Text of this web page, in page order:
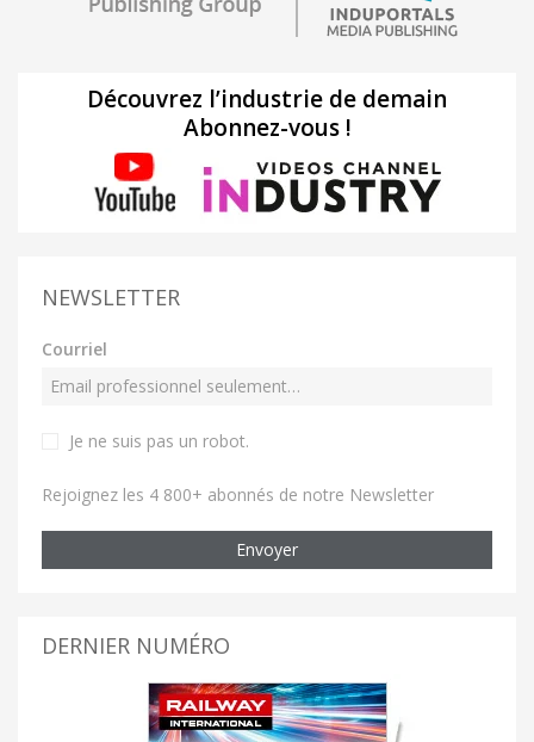
Découvrez l’industrie de demain
Abonnez-vous !
NEWSLETTER
Courriel
Je ne suis pas un robot.
Rejoignez les 4 800+ abonnés de notre Newsletter
Envoyer
DERNIER NUMÉRO